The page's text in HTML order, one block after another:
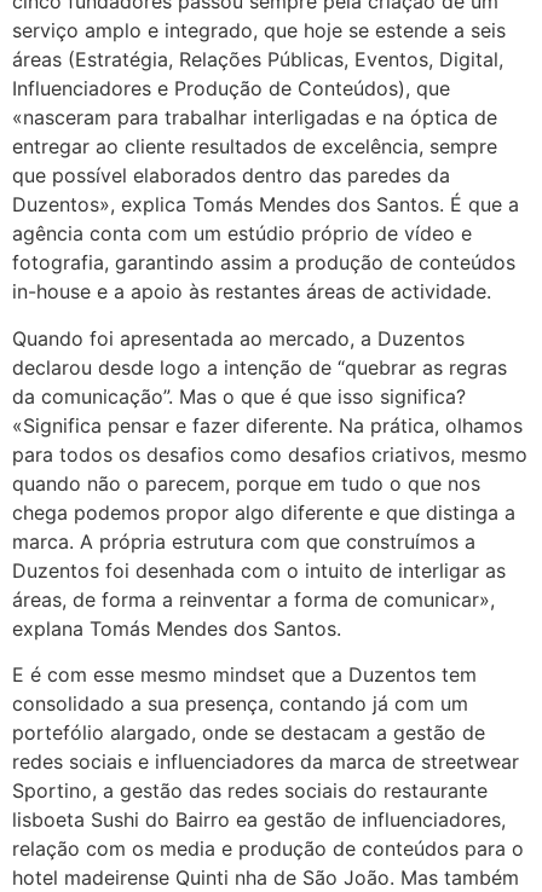
serviço amplo e integrado, que hoje se estende a seis
áreas (Estratégia, Relações Públicas, Eventos, Digital,
Influenciadores e Produção de Conteúdos), que
«nasceram para trabalhar interligadas e na óptica de
entregar ao cliente resultados de excelência, sempre
que possível elaborados dentro das paredes da
Duzentos», explica Tomás Mendes dos Santos. É que a
agência conta com um estúdio próprio de vídeo e
fotografia, garantindo assim a produção de conteúdos
in-house e a apoio às restantes áreas de actividade.
Quando foi apresentada ao mercado, a Duzentos
declarou desde logo a intenção de “quebrar as regras
da comunicação”. Mas o que é que isso significa?
«Significa pensar e fazer diferente. Na prática, olhamos
para todos os desafios como desafios criativos, mesmo
quando não o parecem, porque em tudo o que nos
chega podemos propor algo diferente e que distinga a
marca. A própria estrutura com que construímos a
Duzentos foi desenhada com o intuito de interligar as
áreas, de forma a reinventar a forma de comunicar»,
explana Tomás Mendes dos Santos.
E é com esse mesmo mindset que a Duzentos tem
consolidado a sua presença, contando já com um
portefólio alargado, onde se destacam a gestão de
redes sociais e influenciadores da marca de streetwear
Sportino, a gestão das redes sociais do restaurante
lisboeta Sushi do Bairro ea gestão de influenciadores,
relação com os media e produção de conteúdos para o
hotel madeirense Quinti nha de São João. Mas também